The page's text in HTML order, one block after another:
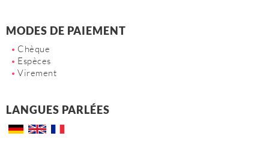
MODES DE PAIEMENT
Chèque
Espèces
Virement
LANGUES PARLÉES